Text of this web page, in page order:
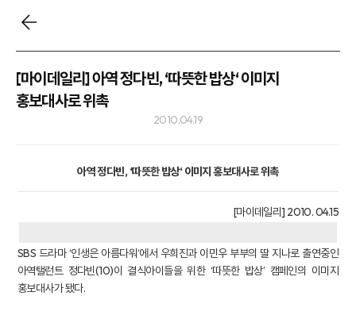
[마이데일리] 아역 정다빈, ‘따뜻한 밥상‘ 이미지
홍보대사로 위촉
2010.04.19
아역 정다빈, ‘따뜻한 밥상‘ 이미지 홍보대사로 위촉
[마이데일리] 2010. 04.15
SBS 드라마 ‘인생은 아름다워‘에서 우희진과 이민우 부부의 딸 지나로 출연중인
아역탤런트 정다빈(10)이 결식아이들을 위한 ‘따뜻한 밥상’ 캠페인의 이미지
홍보대사가 됐다.